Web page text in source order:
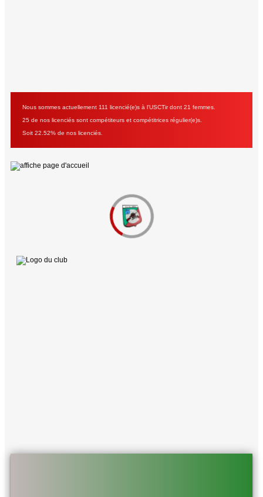
Nous sommes actuellement 111 licencié(e)s à l'USCTir dont 21 femmes.
25 de nos licenciés sont compétiteurs et compétitrices régulier(e)s.
Soit 22.52% de nos licenciés.